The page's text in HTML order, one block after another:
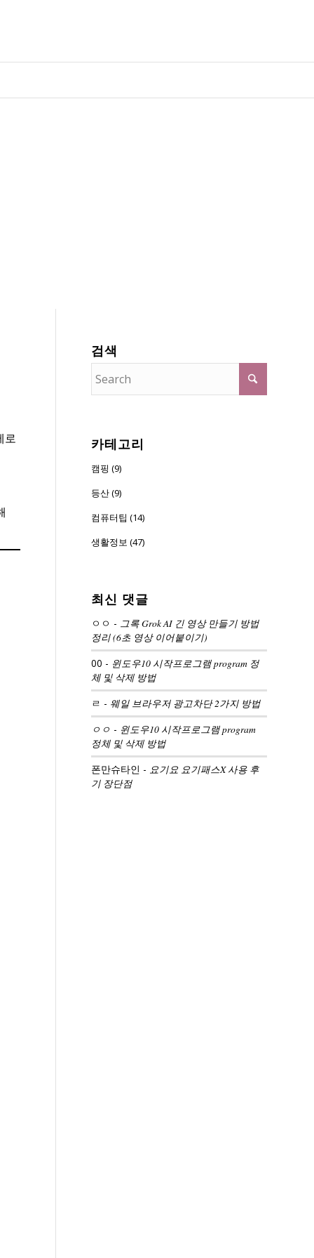
로
검색
카테고리
캠핑 (9)
등산 (9)
컴퓨터팁 (14)
생활정보 (47)
최신 댓글
ㅇㅇ - 그록 Grok AI 긴 영상 만들기 방법
정리 (6초 영상 이어붙이기)
00 - 윈도우10 시작프로그램 program 정
체 및 삭제 방법
ㄹ - 웨일 브라우저 광고차단 2가지 방법
ㅇㅇ - 윈도우10 시작프로그램 program
정체 및 삭제 방법
폰만슈타인 - 요기요 요기패스X 사용 후
기 장단점